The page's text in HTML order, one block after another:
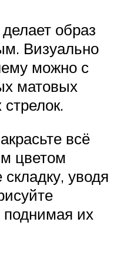
образ
Визуально
можно с
матовых
всё
цветом
уводя
поднимая их